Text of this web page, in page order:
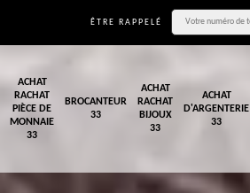
ÊTRE RAPPELÉ
ACHAT
RACHAT
PIÈCE DE
MONNAIE
33
BROCANTEUR
33
ACHAT
RACHAT
BIJOUX
33
ACHAT
D'ARGENTERIE
33